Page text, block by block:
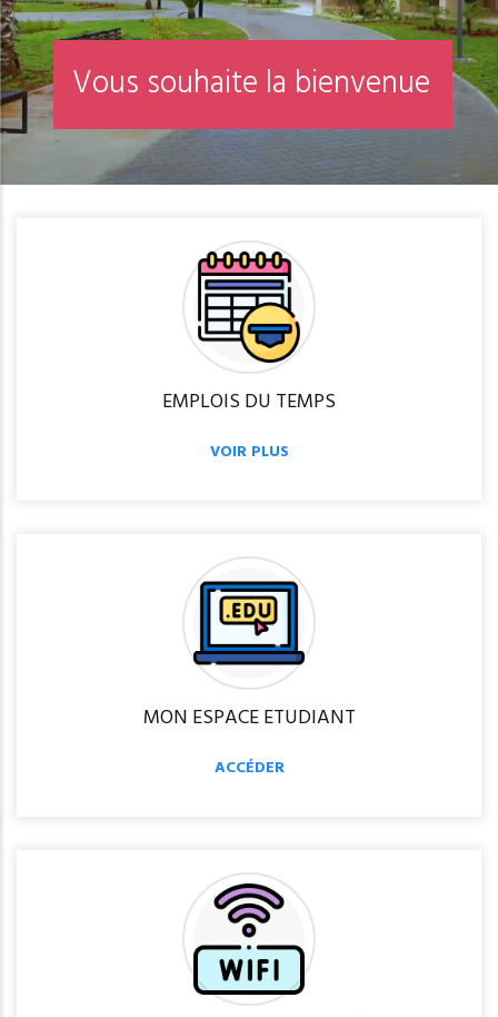
Réinscripti
o
n
EMPLOIS DU TEMPS
VOIR PLUS
MON ESPACE ETUDIANT
ACCÉDER